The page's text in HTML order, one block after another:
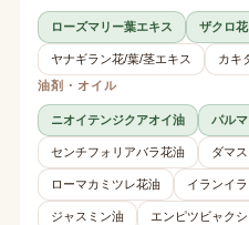
ローズマリー葉エキス ザクロ
ヤナギラン花/葉/茎エキス カキ
油剤・オイル
ニオイテンジクアオイ油 パル
センチフォリアバラ花油 ダマ
ローマカミツレ花油 イランイ
ジャスミン油 エンピツビャク